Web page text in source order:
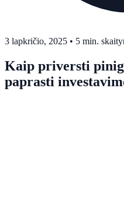
3 lapkričio, 2025 • 5 min.
Kaip priversti
paprasti